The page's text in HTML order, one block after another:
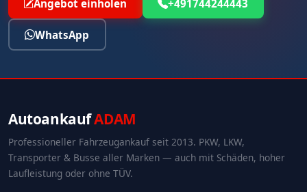
Angebot einholen +491744244443
WhatsApp
AutoankaufADAM
Professioneller Fahrzeugankauf seit 2013. PKW, LKW,
Transporter & Busse aller Marken — auch mit Schäden, hoher
Laufleistung oder ohne TÜV.